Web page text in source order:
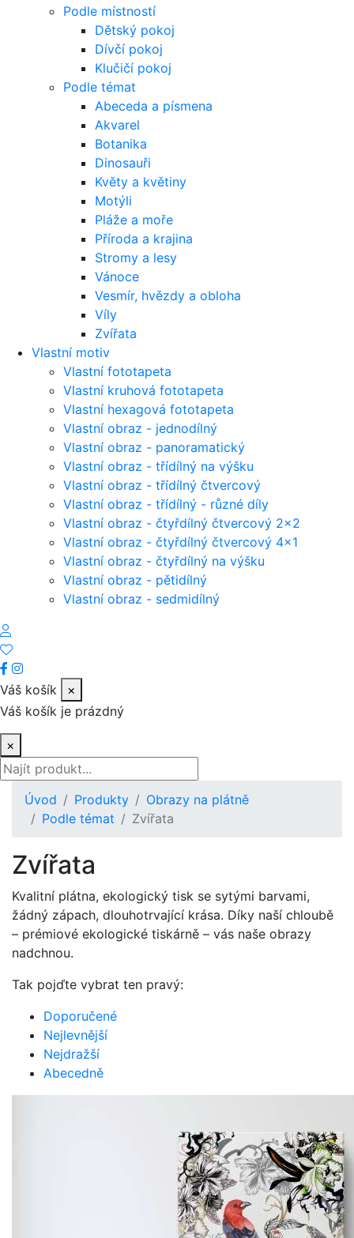
Podle místností
Dětský pokoj
Dívčí pokoj
Klučičí pokoj
Podle témat
Abeceda a písmena
Akvarel
Botanika
Dinosauři
Květy a květiny
Motýli
Pláže a moře
Příroda a krajina
Stromy a lesy
Vánoce
Vesmír, hvězdy a obloha
Víly
Zvířata
Vlastní motiv
Vlastní fototapeta
Vlastní kruhová fototapeta
Vlastní hexagová fototapeta
Vlastní obraz - jednodílný
Vlastní obraz - panoramatický
Vlastní obraz - třídílný na výšku
Vlastní obraz - třídílný čtvercový
Vlastní obraz - třídílný - různé díly
Vlastní obraz - čtyřdílný čtvercový 2x2
Vlastní obraz - čtyřdílný čtvercový 4x1
Vlastní obraz - čtyřdílný na výšku
Vlastní obraz - pětidílný
Vlastní obraz - sedmidílný
Váš košík
×
Váš košík je prázdný
×
Úvod Produkty
Obrazy na plátně
Podle témat
Zvířata
Zvířata
Kvalitní plátna, ekologický tisk se sytými barvami,
žádný zápach, dlouhotrvající krása. Díky naší chloubě
– prémiové ekologické tiskárně – vás naše obrazy
nadchnou.
Tak pojďte vybrat ten pravý:
Doporučené
Nejlevnější
Nejdražší
Abecedně